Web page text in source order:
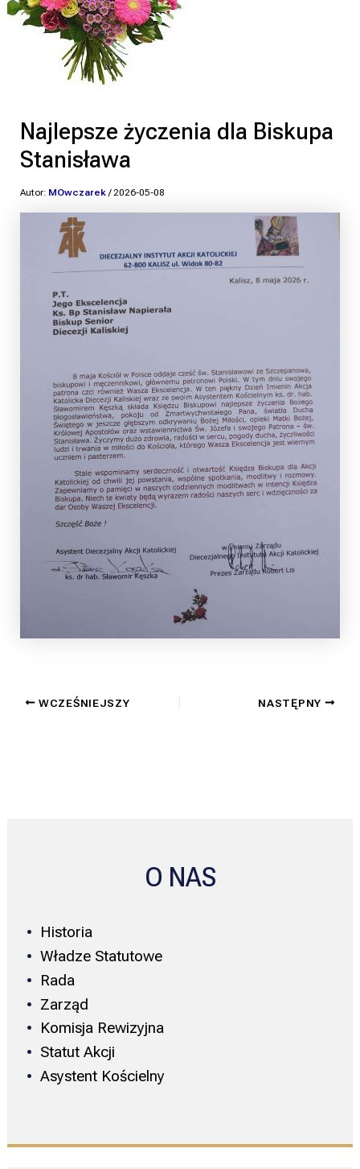
Najlepsze życzenia dla Biskupa
Stanisława
Autor: MOwczarek/2026-05-08
WCZEŚNIEJSZY NASTĘPNY
O NAS
Historia
Władze Statutowe
Rada
Zarząd
Komisja Rewizyjna
Statut Akcji
Asystent Kościelny